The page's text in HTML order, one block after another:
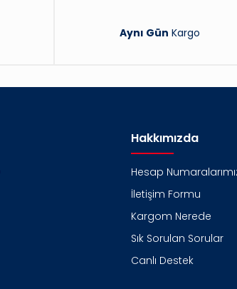
Aynı Gün Kargo
Hakkımızda
Hesap
İletişim Formu
Kargom Nerede
Sık Sorulan Sorular
Canlı Destek